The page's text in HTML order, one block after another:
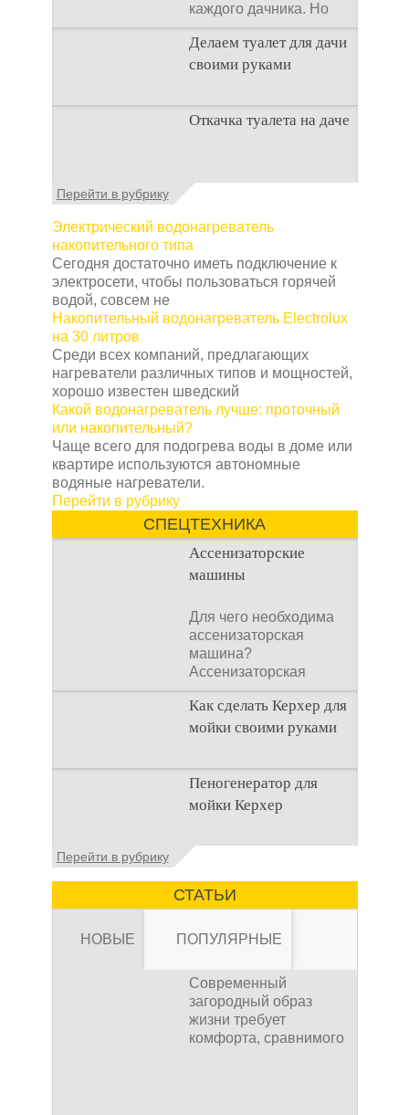
каждого дачника. Но
многие люди думают,
что
Делаем туалет для дачи
своими руками
Туалеты для дачи – это
устройства, с которых
дачного участка,
Откачка туалета на даче
Туалет на даче – это
которая изначально
строится на дачном
участке. Она может
Перейти в рубрику
Электрический водонагреватель
накопительного типа
Сегодня достаточно иметь подключение к
электросети, чтобы пользоваться горячей
водой, совсем не
Накопительный водонагреватель Electrolux
на 30 литров
Среди всех компаний, предлагающих
нагреватели различных типов и мощностей,
хорошо известен шведский
Какой водонагреватель лучше: проточный
или накопительный?
Чаще всего для подогрева воды в доме или
квартире используются автономные
водяные нагреватели.
Перейти в рубрику
СПЕЦТЕХНИКА
Ассенизаторские
машины
Для чего необходима
ассенизаторская
машина?
Ассенизаторская
машина используется
для того, чтобы
Как сделать Керхер для
мойки своими руками
Общие сведения о
мойках высокого
давления Мойка
это моечное
Пеногенератор для
мойки Керхер
Общие сведения
мойки керхер – это
устройство высокого
Перейти в рубрику
СТАТЬИ
НОВЫЕ ПОПУЛЯРНЫЕ
Современный
загородный образ
жизни требует
комфорта, сравнимого